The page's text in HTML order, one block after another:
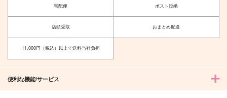
Kneel by me
merci!
2,200円（税込）
アイドルだってリベン
ジしたい！2
みるアドレナリン
宅配便 ポスト投函
店頭受取 おまとめ配送
11,000円（税込）以上で送料当社負担
便利な機能/サービス